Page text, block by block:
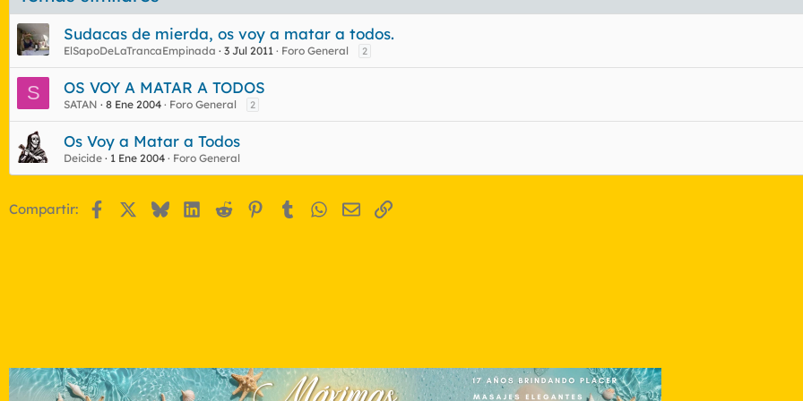
t
a
s
Sudacas de mierda, os voy a matar a todos.
ElSapoDeLaTrancaEmpinada 3 Jul 2011 Foro General 2
S OS VOY A MATAR A TODOS
SATAN 8 Ene 2004 Foro General 2
Os Voy a Matar a Todos
Deicide 1 Ene 2004 Foro General
Compartir: FacebookBlueskyLinkedIn
Reddit Pinterest
Tumblr WhatsApp
EmailEnlace